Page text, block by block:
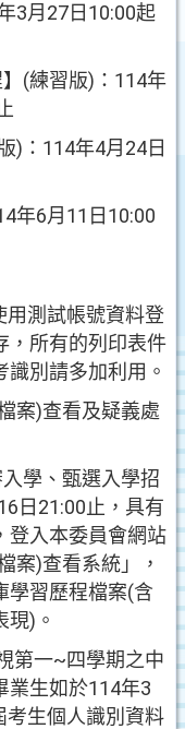
3月27日10:00起
(練習版)：114年
)：114年4月24日
年6月11日10:00
測試帳號資料登
，所有的列印表件
別請多加利用。
案)查看及疑義處
學、甄選入學招
日21:00止，具有
登入本委員會網站
案)查看系統」，
學習歷程檔案(含
)。
第一~四學期之中
業生如於114年3
考生個人識別資料